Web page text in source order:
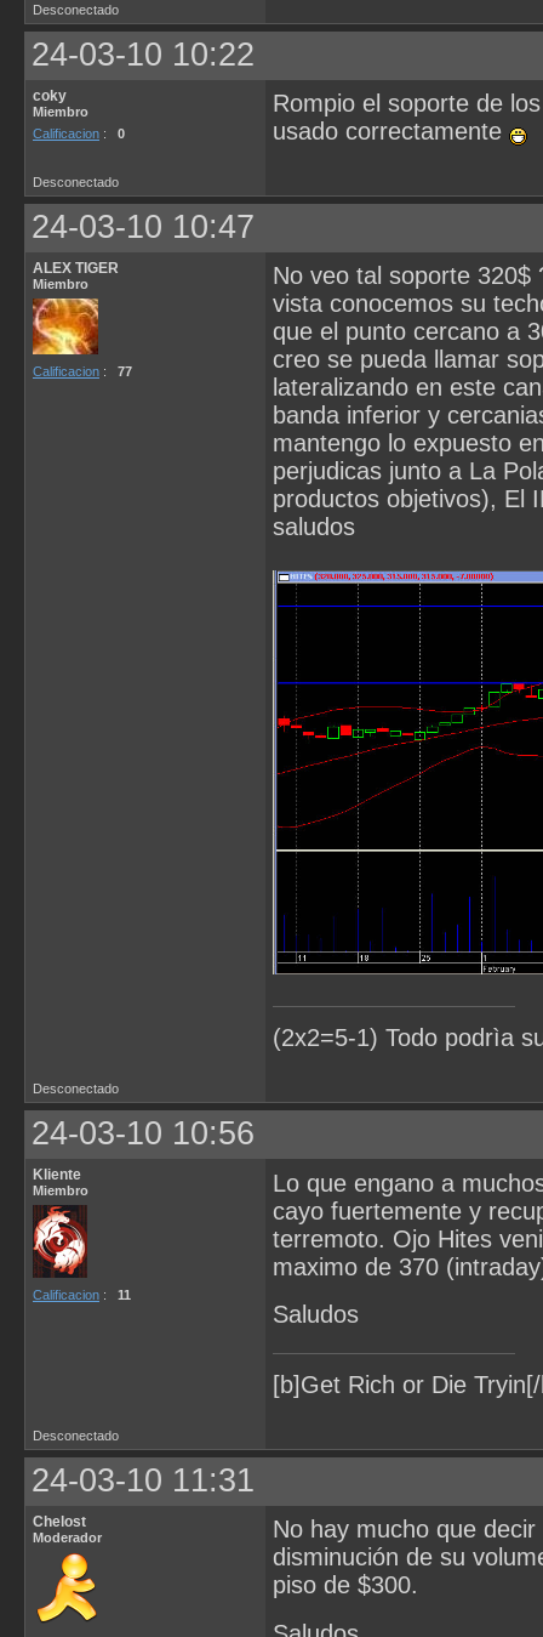
Desconectado
24-03-10 10:22
coky
Miembro
Calificacion : 0
Rompio el soporte de
usado correctamente
Desconectado
24-03-10 10:47
ALEX TIGER
Miembro
Calificacion : 77
No veo tal soporte 320$
vista conocemos su
que el punto cercano a
creo se pueda llamar
lateralizando en este
banda inferior y
mantengo lo expuesto
perjudicas junto a La
productos objetivos), El
saludos
(2x2=5-1) Todo podrìa
Desconectado
24-03-10 10:56
Kliente
Miembro
Calificacion : 11
Lo que engano a
cayo fuertemente y
terremoto. Ojo Hites
maximo de 370
Saludos
[b]Get Rich or Die
Desconectado
24-03-10 11:31
Chelost
Moderador
No hay mucho que
disminución de su
piso de $300.